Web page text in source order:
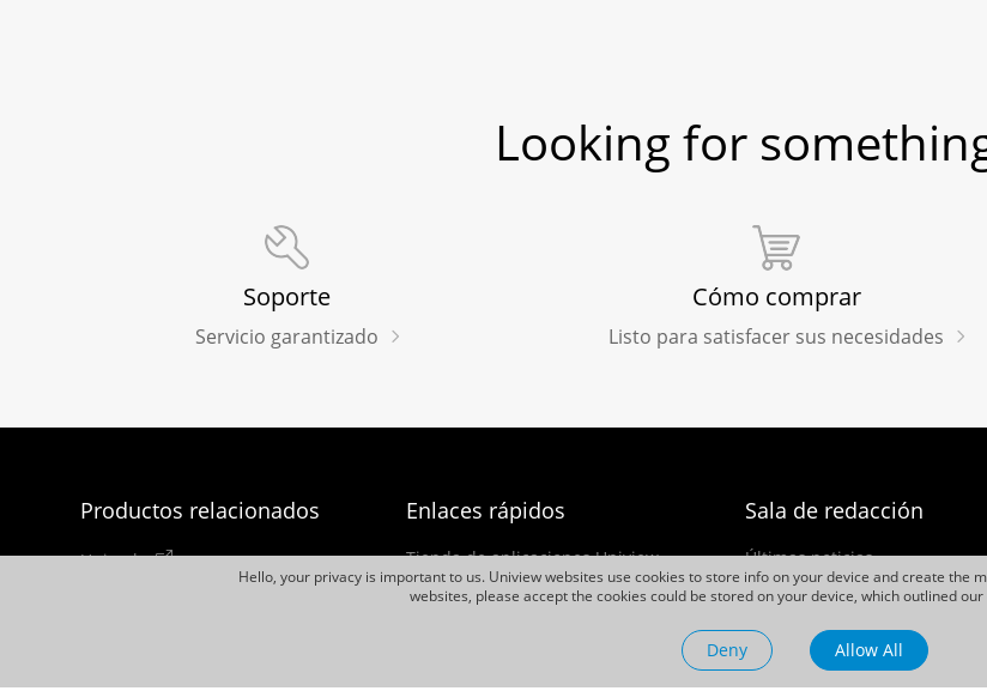
Hello, your privacy is important to us. Uniview websites use cookies to store info on your device and create the
websites, please accept the cookies could be stored on your device, which outlined our
Deny Allow All
Looking for
Soporte
Servicio garantizado
Cómo comprar
Listo para satisfacer sus necesidades
Productos relacionados
Uniarch
Enlaces rápidos
Tienda de aplicaciones Uniview
Cómo comprar
Sala de redacción
Últimas noticias
Casos de Éxito
Eventos
Videos